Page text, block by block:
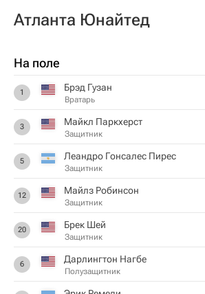
Атланта Юнайтед
На поле
1 Брэд Гузан
Вратарь
3 Майкл Паркхерст
Защитник
5 Леандро Гонсалес Пирес
Защитник
12 Майлз Робинсон
Защитник
20 Брек Шей
Защитник
6 Дарлингтон Нагбе
Полузащитник